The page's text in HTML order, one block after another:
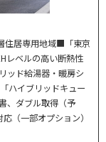
住居専用地域■「東京
レベルの高い断熱性
ッド給湯器・暖房シ
ハイブリッドキュー
、ダブル取得（予
（一部オプション）